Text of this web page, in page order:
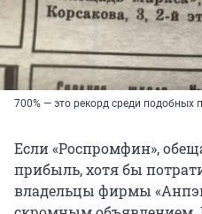
700% — это рекорд среди подобных
Если «Роспромфин»,
прибыль, хотя бы
владельцы фирмы